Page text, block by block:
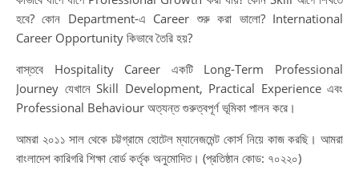
হবে? কোন Department-এ Career শুরু করা ভালো? International
Career Opportunity কিভাবে তৈরি হয়?
বাস্তবে Hospitality Career একটি Long-Term Professional
Journey যেখানে Skill Development, Practical Experience এবং
Professional Behaviour অত্যন্ত গুরুত্বপূর্ণ ভূমিকা পালন করে।
আমরা ২০১১ সাল থেকে চট্টগ্রামে হোটেল ম্যানেজমেন্ট কোর্স নিয়ে কাজ করছি। আমরা
বাংলাদেশ কারিগরি শিক্ষা বোর্ড কর্তৃক অনুমোদিত। (প্রতিষ্ঠান কোড: ৭০২২০)